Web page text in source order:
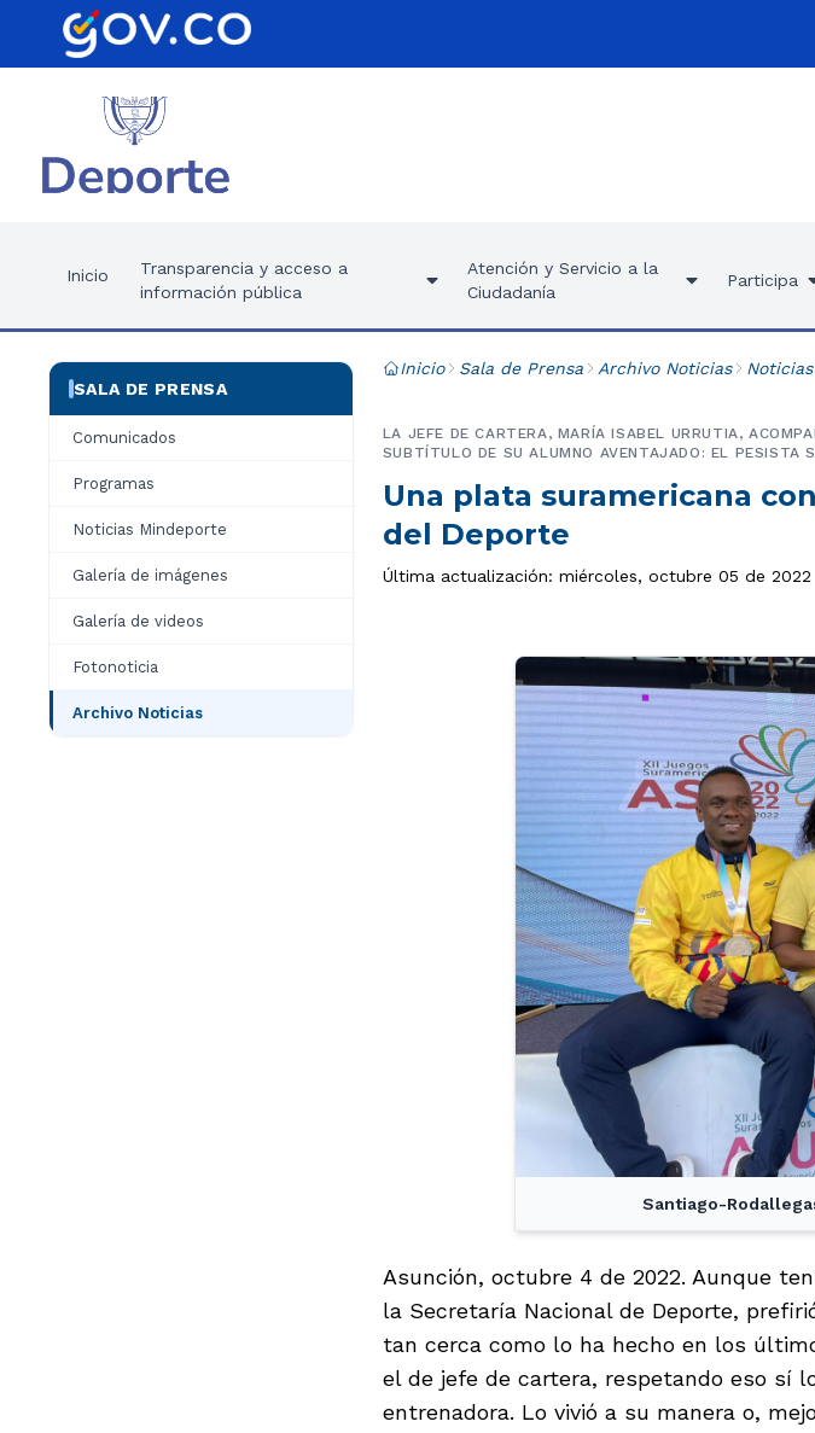
Inicio
Transparencia y acceso a
información pública
Atención y Servicio a la
Ciudadanía
Participa
SALA DE PRENSA
Comunicados
Programas
Noticias Mindeporte
Galería de imágenes
Galería de videos
Fotonoticia
Archivo Noticias
Inicio Sala de Prensa Archivo Noticias
Una plata suramericana
del Deporte
LA JEFE DE CARTERA, MARÍA ISABEL URRUTIA,
SUBTÍTULO DE SU ALUMNO AVENTAJADO: EL PESISTA
Última actualización: miércoles, octubre 05 de 2022
Santiago-
Asunción, octubre 4 de 2022. Aunque
la Secretaría Nacional de Deporte,
tan cerca como lo ha hecho en los
el de jefe de cartera, respetando eso sí
entrenadora. Lo vivió a su manera o,